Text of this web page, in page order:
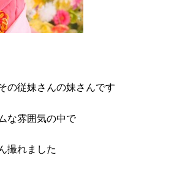
の従妹さんの妹さんです
な雰囲気の中で
撮れました